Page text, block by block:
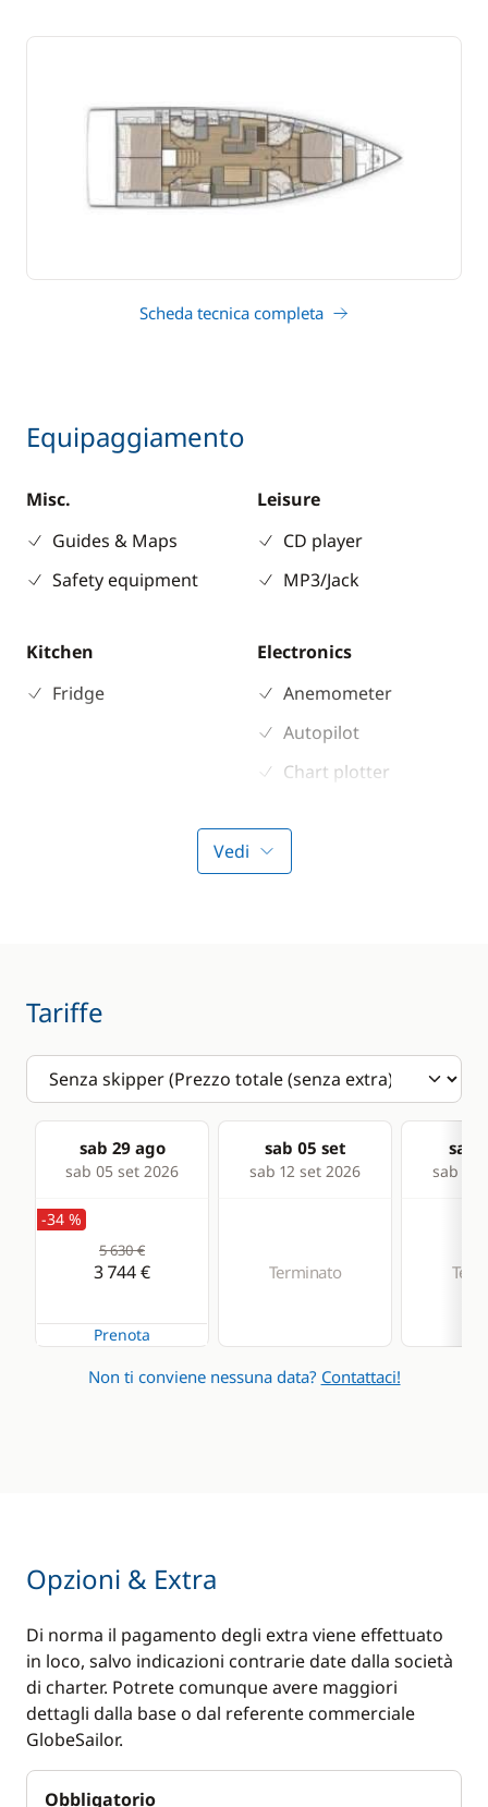
Scheda tecnica completa
Equipaggiamento
Misc.
Guides & Maps
Safety equipment
Leisure
CD player
MP3/Jack
Kitchen
Fridge
Electronics
Anemometer
Autopilot
Chart plotter
Deck equipment
Speakers in cockpit
Generator
Hot water
Watermaker
Vedi
Tariffe
sab 29 ago
sab 05 set 2026
sab 05 set
sab 12 set 2026
sab
sab 19
-34 %
5 630 €
3 744 €
Prenota
Terminato
Non ti conviene nessuna data? Contattaci!
Opzioni & Extra
Di norma il pagamento degli extra viene effettuato
in loco, salvo indicazioni contrarie date dalla società
di charter. Potrete comunque avere maggiori
dettagli dalla base o dal referente commerciale
GlobeSailor.
Obbligatorio